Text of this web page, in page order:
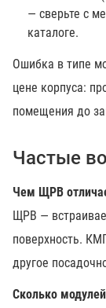
— сверьте с
каталоге.
Ошибка в типе
цене корпуса:
помещения до
Частые
Чем ЩРВ
ЩРВ —
поверхность.
другое
Сколько